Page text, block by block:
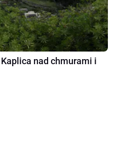
nad chmurami i